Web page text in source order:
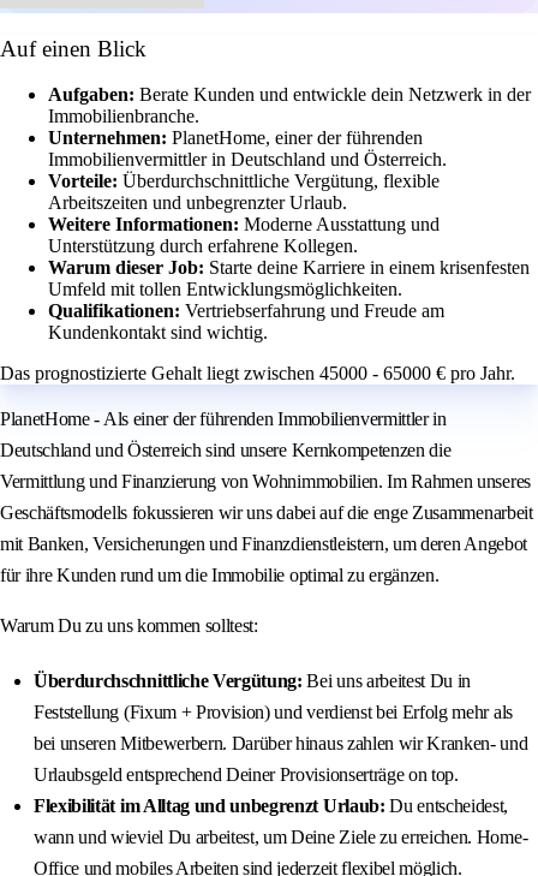
Auf einen Blick
Aufgaben: Berate Kunden und entwickle dein Netzwerk in der
Immobilienbranche.
Unternehmen: PlanetHome, einer der führenden
Immobilienvermittler in Deutschland und Österreich.
Vorteile: Überdurchschnittliche Vergütung, flexible
Arbeitszeiten und unbegrenzter Urlaub.
Weitere Informationen: Moderne Ausstattung und
Unterstützung durch erfahrene Kollegen.
Warum dieser Job: Starte deine Karriere in einem krisenfesten
Umfeld mit tollen Entwicklungsmöglichkeiten.
Qualifikationen: Vertriebserfahrung und Freude am
Kundenkontakt sind wichtig.
Das prognostizierte Gehalt liegt zwischen 45000 - 65000 € pro Jahr.
PlanetHome - Als einer der führenden Immobilienvermittler in
Deutschland und Österreich sind unsere Kernkompetenzen die
Vermittlung und Finanzierung von Wohnimmobilien. Im Rahmen unseres
Geschäftsmodells fokussieren wir uns dabei auf die enge Zusammenarbeit
mit Banken, Versicherungen und Finanzdienstleistern, um deren Angebot
für ihre Kunden rund um die Immobilie optimal zu ergänzen.
Warum Du zu uns kommen solltest:
Überdurchschnittliche Vergütung: Bei uns arbeitest Du in
Feststellung (Fixum + Provision) und verdienst bei Erfolg mehr als
bei unseren Mitbewerbern. Darüber hinaus zahlen wir Kranken- und
Urlaubsgeld entsprechend Deiner Provisionserträge on top.
Flexibilität im Alltag und unbegrenzt Urlaub: Du entscheidest,
wann und wieviel Du arbeitest, um Deine Ziele zu erreichen. Home-
Office und mobiles Arbeiten sind jederzeit flexibel möglich.